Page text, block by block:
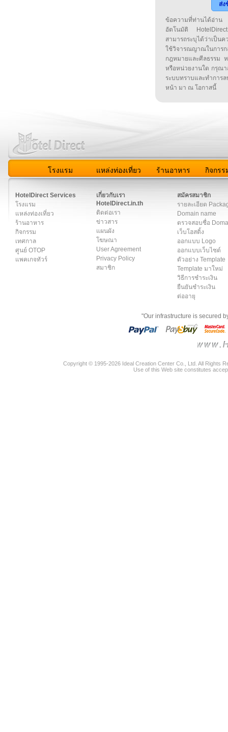
ส่ง
ข้อความที่ท่านได้อ่าน
อัตโนมัติ
สามารถระบุได้ว่าเป็น
ใช้วิจารณญาณในกา
กฎหมายและศีลธรรม
หรือหน่วยงานใด กรุณา
ระบบทราบและทำกา
หน้า มา ณ โอกาสนี้
โรงแรม แหล่งท่องเที่ยว ร้านอาหาร กิจกรร
HotelDirect Services
โรงแรม
แหล่งท่องเที่ยว
ร้านอาหาร
กิจกรรม
เทศกาล
ศูนย์ OTOP
แพคเกจทัวร์
เกี่ยวกับเรา
HotelDirect.in.th
ติดต่อเรา
ข่าวสาร
แผนผัง
โฆษณา
User Agreement
Privacy Policy
สมาชิก
สมัครสมาชิก
รายละเอียด
Domain name
ตรวจสอบชื่อ
เว็บโฮสติ้ง
ออกแบบ Logo
ออกแบบเว็บไซต์
ตัวอย่าง Template
Template มาใหม่
วิธีการชำระเงิน
ยืนยันชำระเงิน
ต่ออายุ
"Our infrastructure is secured
Copyright © 1995-2026 Ideal Creation Center Co., Ltd. All Rights
Use of this Web site constitutes